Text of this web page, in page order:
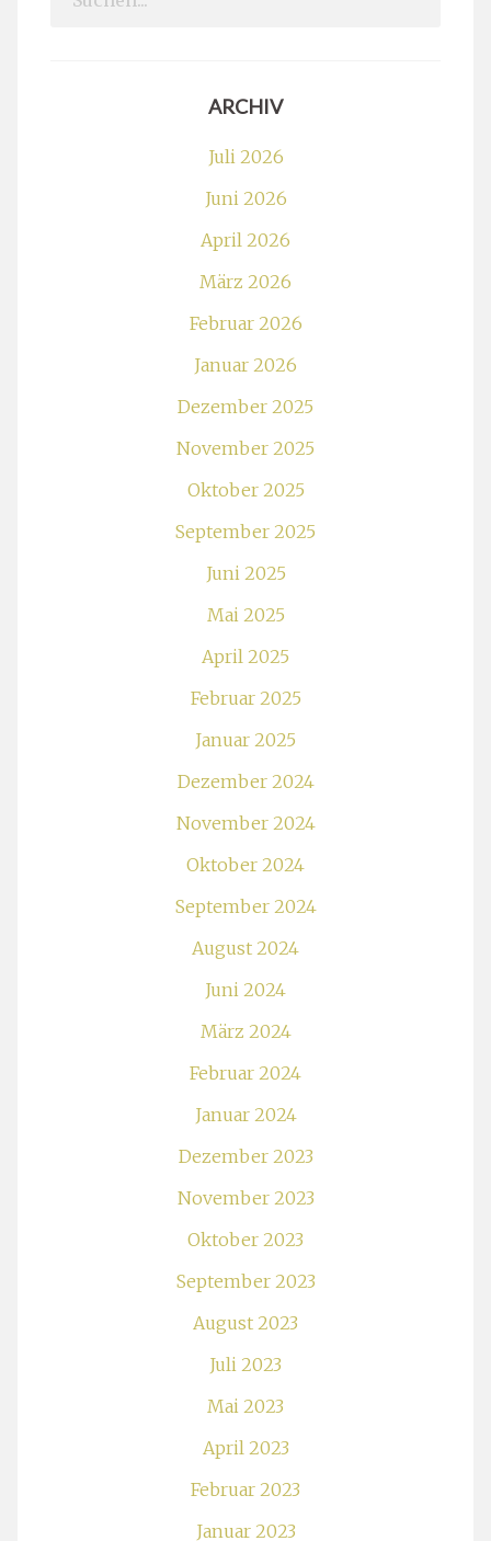
ARCHIV
Juli 2026
Juni 2026
April 2026
März 2026
Februar 2026
Januar 2026
Dezember 2025
November 2025
Oktober 2025
September 2025
Juni 2025
Mai 2025
April 2025
Februar 2025
Januar 2025
Dezember 2024
November 2024
Oktober 2024
September 2024
August 2024
Juni 2024
März 2024
Februar 2024
Januar 2024
Dezember 2023
November 2023
Oktober 2023
September 2023
August 2023
Juli 2023
Mai 2023
April 2023
Februar 2023
Januar 2023